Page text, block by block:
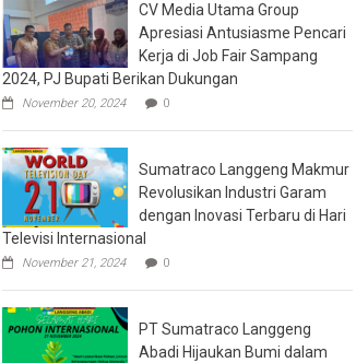
KPRI
Sejahtera
Kejari
Bakal
CV Media Utama Group
Apresiasi Antusiasme Pencari
Kerja di Job Fair Sampang
2024, PJ Bupati Berikan Dukungan
November 20, 2024 0
Sumatraco Langgeng Makmur
Revolusikan Industri Garam
dengan Inovasi Terbaru di Hari
Televisi Internasional
November 21, 2024 0
PT Sumatraco Langgeng
Abadi Hijaukan Bumi dalam